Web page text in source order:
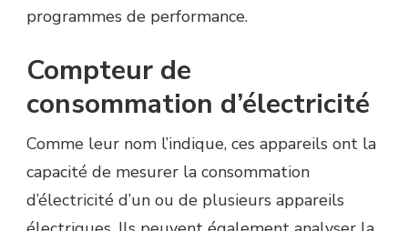
programmes de performance.
Compteur de
consommation d’électricité
Comme leur nom l’indique, ces appareils ont la
capacité de mesurer la consommation
d’électricité d’un ou de plusieurs appareils